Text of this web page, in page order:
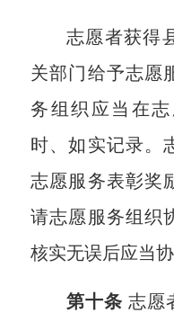
志愿者获得
关部门给予志愿
务组织应当在
时、如实记录。
志愿服务表彰奖
请志愿服务组织
核实无误后应当协
第十条 志愿